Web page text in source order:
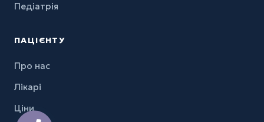
Педіатрія
ПАЦІЄНТУ
Про нас
Лікарі
Ціни